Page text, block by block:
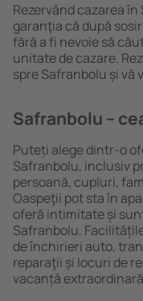
Rezervând cazarea
garanţia că după
fără a fi nevoie să
unitate de cazare.
spre Safranbolu și vă
Safranbolu –
Puteți alege dintr-o
Safranbolu, inclusiv
persoană, cupluri,
Oaspeţii pot sta în
oferă intimitate și
Safranbolu.
de închirieri auto,
reparaţii și locuri de
vacanță